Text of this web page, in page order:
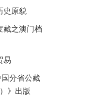
史原貌
藏之澳门档
易
分省公藏
》出版